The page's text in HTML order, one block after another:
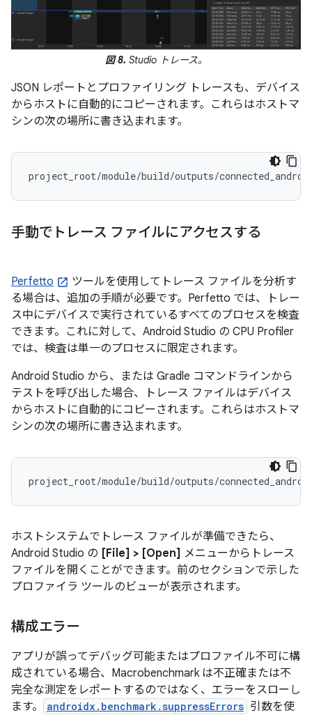
図 8. Studio トレース。
JSON レポートとプロファイリング トレースも、デバイス
からホストに自動的にコピーされます。これらはホストマ
シンの次の場所に書き込まれます。
手動でトレース ファイルにアクセスする
Perfetto
ツールを使用してトレース ファイルを分析す
る場合は、追加の手順が必要です。Perfetto では、トレー
ス中にデバイスで実行されているすべてのプロセスを検査
できます。これに対して、Android Studio の CPU Profiler
では、検査は単一のプロセスに限定されます。
Android Studio から、または Gradle コマンドラインから
テストを呼び出した場合、トレース ファイルはデバイス
からホストに自動的にコピーされます。これらはホストマ
シンの次の場所に書き込まれます。
ホストシステムでトレース ファイルが準備できたら、
Android Studio の [File] > [Open] メニューからトレース
ファイルを開くことができます。前のセクションで示した
プロファイラ ツールのビューが表示されます。
構成エラー
アプリが誤ってデバッグ可能またはプロファイル不可に構
成されている場合、Macrobenchmark は不正確または不
完全な測定をレポートするのではなく、エラーをスローし
ます。
androidx.benchmark.suppressErrors 引数を使